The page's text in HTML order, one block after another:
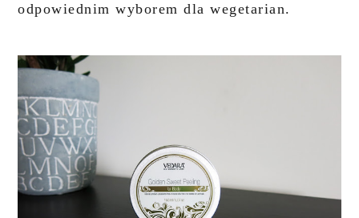
odpowiednim wyborem dla wegetarian.